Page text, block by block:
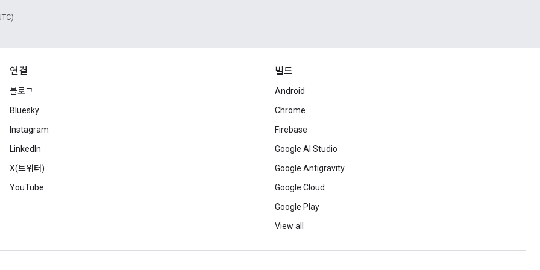
연결
블로그
Bluesky
Instagram
LinkedIn
X(트위터)
YouTube
빌드
Android
Chrome
Firebase
Google AI Studio
Google Antigravity
Google Cloud
Google Play
View all